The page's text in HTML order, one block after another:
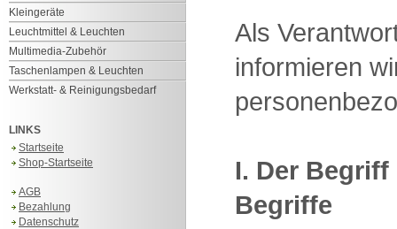
Kleingeräte
Leuchtmittel & Leuchten
Multimedia-Zubehör
Taschenlampen & Leuchten
Werkstatt- & Reinigungsbedarf
LINKS
Startseite
Shop-Startseite
AGB
Bezahlung
Datenschutz
Als
informieren
I. Der
Begriffe